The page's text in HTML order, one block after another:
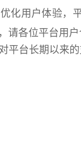
化用户体验，
，请各位平台用
平台长期以来